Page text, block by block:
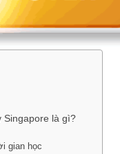
Singapore là gì?
gian học